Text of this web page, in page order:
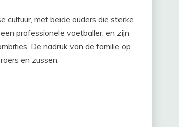
cultuur, met beide ouders die sterke
professionele voetballer, en zijn
De nadruk van de familie op
en zussen.